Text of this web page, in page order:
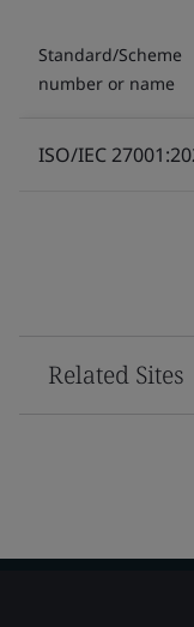
Standard/Scheme
number or name
ISO/IEC
Related Sites